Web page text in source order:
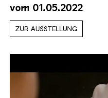
vom 01.05.2022
ZUR AUSSTELLUNG